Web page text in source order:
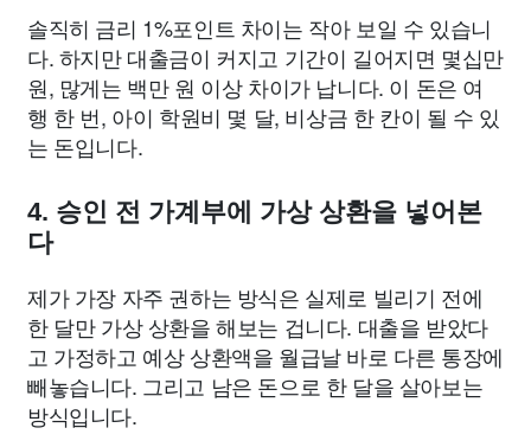
솔직히 금리 1%포인트 차이는 작아 보일 수 있습니
다. 하지만 대출금이 커지고 기간이 길어지면 몇십만
원, 많게는 백만 원 이상 차이가 납니다. 이 돈은 여
행 한 번, 아이 학원비 몇 달, 비상금 한 칸이 될 수 있
는 돈입니다.
4. 승인 전 가계부에 가상 상환을 넣어본
다
제가 가장 자주 권하는 방식은 실제로 빌리기 전에
한 달만 가상 상환을 해보는 겁니다. 대출을 받았다
고 가정하고 예상 상환액을 월급날 바로 다른 통장에
빼놓습니다. 그리고 남은 돈으로 한 달을 살아보는
방식입니다.